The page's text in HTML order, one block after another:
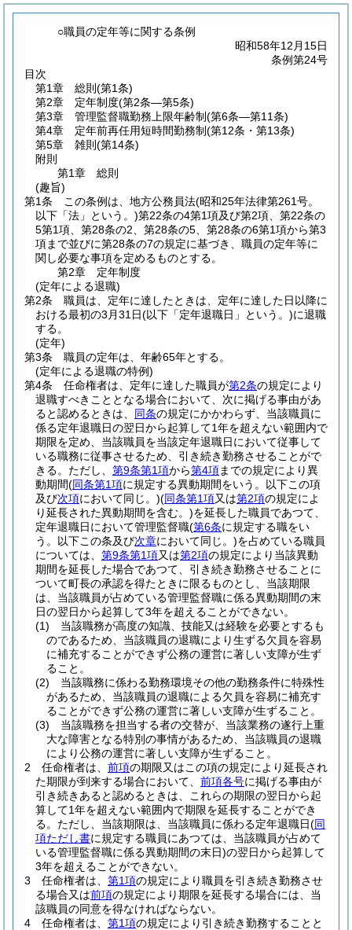
○職員の定年等に関する条例
昭和58年12月15日
条例第24号
目次
第1章
総則 (第1条)
第2章
定年制度(第2条―第5条)
第3章
管理監督職勤務上限年齢制(第6条―第11条)
第4章
定年前再任用短時間勤務制(第12条・第13条)
第5章
雑則 (第14条)
附則
第1章
総則
(趣旨)
第1条
この条例は、地方公務員法(昭和25年法律第261号。
以下「法」という。)第22条の4第1項及び第2項、第22条の
5第1項、第28条の2、第28条の5、第28条の6第1項から第3
項まで並びに第28条の7の規定に基づき、職員の定年等に
関し必要な事項を定めるものとする。
第2章
定年制度
(定年による退職)
第2条
職員は、定年に達したときは、定年に達した日以降に
おける最初の3月31日(以下「定年退職日」という。)に退職
する。
(定年)
第3条
職員の定年は、年齢65年とする。
(定年による退職の特例)
第4条
任命権者は、定年に達した職員が第2条の規定により
退職すべきこととなる場合において、次に掲げる事由があ
ると認めるときは、 同条の規定にかかわらず、当該職員に
係る定年退職日の翌日から起算して1年を超えない範囲内で
期限を定め、当該職員を当該定年退職日において従事して
いる職務に従事させるため、引き続き勤務させることがで
きる。 ただし、 第9条第1項から第4項までの規定により異
動期間(同条第1項に規定する異動期間をいう。以下この項
及び次項において同じ。)(同条第1項又は第2項の規定によ
り延長された異動期間を含む。)を延長した職員であつて、
定年退職日において管理監督職(第6条に規定する職をい
う。以下この条及び次章において同じ。)を占めている職員
については、 第9条第1項又は第2項の規定により当該異動
期間を延長した場合であつて、引き続き勤務させることに
ついて町長の承認を得たときに限るものとし、当該期限
は、当該職員が占めている管理監督職に係る異動期間の末
日の翌日から起算して3年を超えることができない。
(1)
当該職務が高度の知識、技能又は経験を必要とするも
のであるため、当該職員の退職により生ずる欠員を容易
に補充することができず公務の運営に著しい支障が生ず
ること。
(2)
当該職務に係わる勤務環境その他の勤務条件に特殊性
があるため、当該職員の退職による欠員を容易に補充す
ることができず公務の運営に著しい支障が生ずること。
(3)
当該職務を担当する者の交替が、当該業務の遂行上重
大な障害となる特別の事情があるため、当該職員の退職
により公務の運営に著しい支障が生ずること。
2
任命権者は、 前項の期限又はこの項の規定により延長され
た期限が到来する場合において、 前項各号に掲げる事由が
引き続きあると認めるときは、これらの期限の翌日から起
算して1年を超えない範囲内で期限を延長することができ
る。 ただし、当該期限は、当該職員に係わる定年退職日(同
項ただし書に規定する職員にあつては、当該職員が占めて
いる管理監督職に係る異動期間の末日)の翌日から起算して
3年を超えることができない。
3
任命権者は、 第1項の規定により職員を引き続き勤務させ
る場合又は前項の規定により期限を延長する場合には、当
該職員の同意を得なければならない。
4
任命権者は、 第1項の規定により引き続き勤務することと